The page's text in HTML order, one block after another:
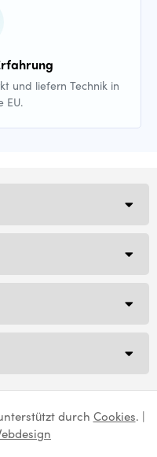
und liefern Technik in
EU.
durch Cookies. |